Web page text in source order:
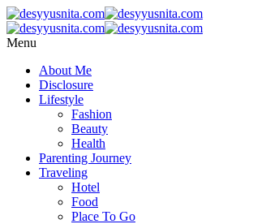
Menu
About Me
Disclosure
Lifestyle
Fashion
Beauty
Health
Parenting Journey
Traveling
Hotel
Food
Place To Go